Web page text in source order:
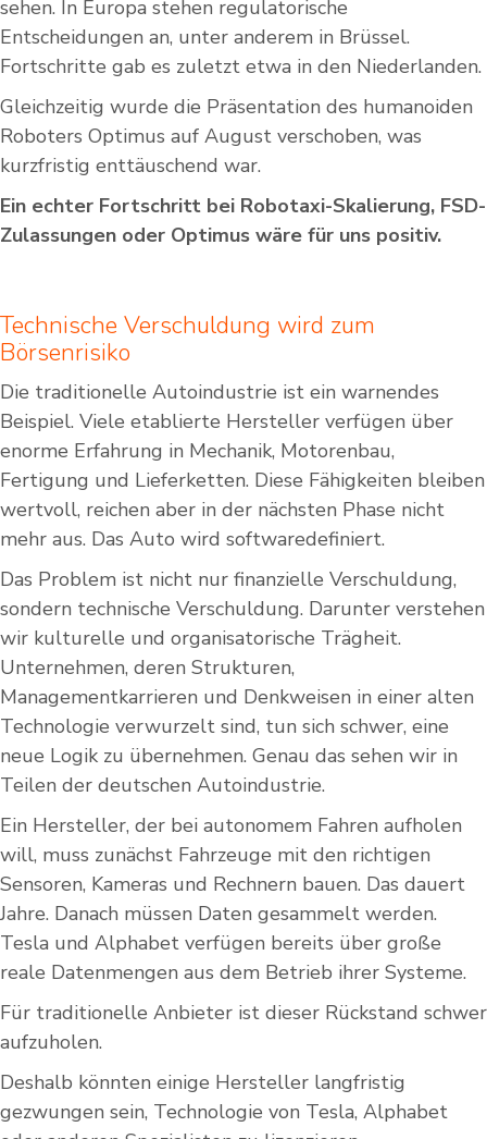
sehen. In Europa stehen regulatorische
Entscheidungen an, unter anderem in Brüssel.
Fortschritte gab es zuletzt etwa in den Niederlanden.
Gleichzeitig wurde die Präsentation des humanoiden
Roboters Optimus auf August verschoben, was
kurzfristig enttäuschend war.
Ein echter Fortschritt bei Robotaxi-Skalierung, FSD-
Zulassungen oder Optimus wäre für uns positiv.
Technische Verschuldung wird zum
Börsenrisiko
Die traditionelle Autoindustrie ist ein warnendes
Beispiel. Viele etablierte Hersteller verfügen über
enorme Erfahrung in Mechanik, Motorenbau,
Fertigung und Lieferketten. Diese Fähigkeiten bleiben
wertvoll, reichen aber in der nächsten Phase nicht
mehr aus. Das Auto wird softwaredefiniert.
Das Problem ist nicht nur finanzielle Verschuldung,
sondern technische Verschuldung. Darunter verstehen
wir kulturelle und organisatorische Trägheit.
Unternehmen, deren Strukturen,
Managementkarrieren und Denkweisen in einer alten
Technologie verwurzelt sind, tun sich schwer, eine
neue Logik zu übernehmen. Genau das sehen wir in
Teilen der deutschen Autoindustrie.
Ein Hersteller, der bei autonomem Fahren aufholen
will, muss zunächst Fahrzeuge mit den richtigen
Sensoren, Kameras und Rechnern bauen. Das dauert
Jahre. Danach müssen Daten gesammelt werden.
Tesla und Alphabet verfügen bereits über große
reale Datenmengen aus dem Betrieb ihrer Systeme.
Für traditionelle Anbieter ist dieser Rückstand schwer
aufzuholen.
Deshalb könnten einige Hersteller langfristig
gezwungen sein, Technologie von Tesla, Alphabet